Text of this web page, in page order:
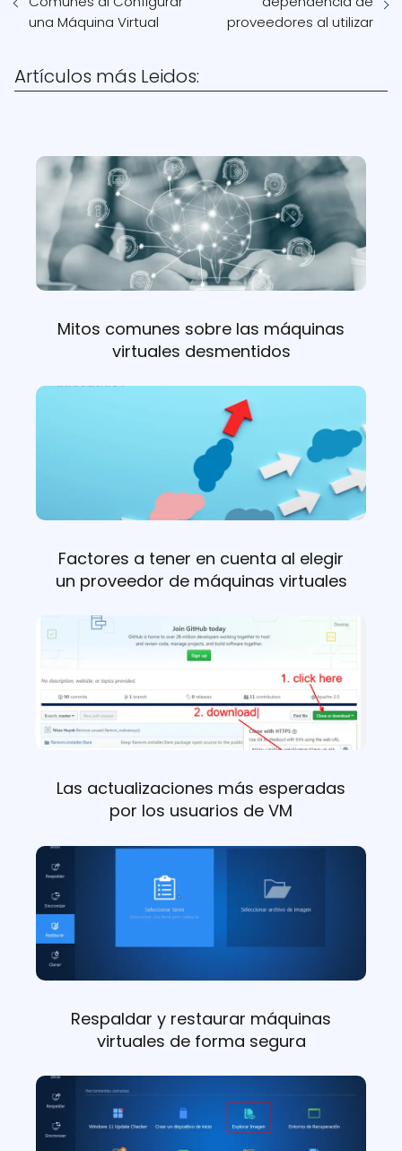
una Máquina Virtual
proveedores al utilizar
Artículos más Leidos:
Mitos comunes sobre las máquinas
virtuales desmentidos
Factores a tener en cuenta al elegir
un proveedor de máquinas virtuales
Las actualizaciones más esperadas
por los usuarios de VM
Respaldar y restaurar máquinas
virtuales de forma segura